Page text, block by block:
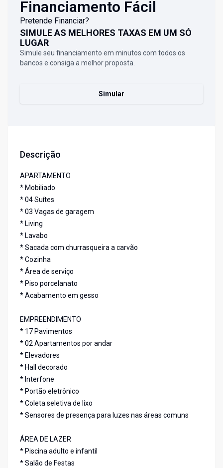
Financiamento Fácil
Pretende Financiar?
SIMULE AS MELHORES TAXAS EM UM SÓ
LUGAR
Simule seu financiamento em minutos com todos os
bancos e consiga a melhor proposta.
Simular
Descrição
APARTAMENTO
* Mobiliado
* 04 Suítes
* 03 Vagas de garagem
* Living
* Lavabo
* Sacada com churrasqueira a carvão
* Cozinha
* Área de serviço
* Piso porcelanato
* Acabamento em gesso
EMPREENDIMENTO
* 17 Pavimentos
* 02 Apartamentos por andar
* Elevadores
* Hall decorado
* Interfone
* Portão eletrônico
* Coleta seletiva de lixo
* Sensores de presença para luzes nas áreas comuns
ÁREA DE LAZER
* Piscina adulto e infantil
* Salão de Festas